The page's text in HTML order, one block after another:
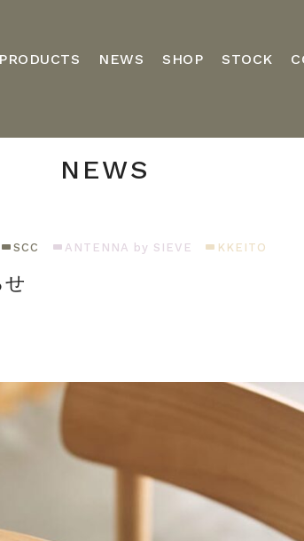
PRODUCTS NEWS SHOP STOCK
NEWS
SCC ANTENNA by SIEVE KKEITO
せ